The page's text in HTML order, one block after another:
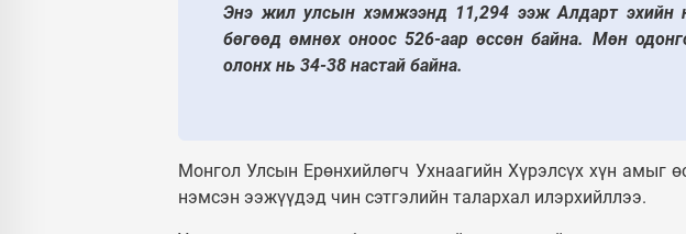
Энэ жил улсын хэмжээнд 11,294 ээж Алдарт эхийн
бөгөөд өмнөх оноос 526-аар өссөн байна. Мөн
олонх нь 34-38 настай байна.
Монгол Улсын Ерөнхийлөгч Ухнаагийн Хүрэлсүх хүн амыг
нэмсэн ээжүүдэд чин сэтгэлийн талархал илэрхийллээ.